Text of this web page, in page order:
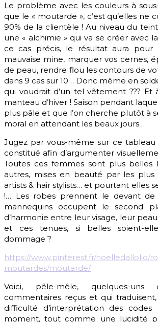
Le problème avec les couleurs à
que le « moutarde », c’est qu’elles ne
90% de la clientèle ! Au niveau du
une « alchimie » qui va se créer avec
ce cas précis, le résultat aura
mauvaise mine, marquer vos cernes,
de peau, rendre flou les contours de
dans 9 cas sur 10… Donc même en
qui voudrait d’un tel vêtement ???
manteau d’hiver ! Saison pendant
plus pâle et que l’on cherche plutôt à
moral en attendant les beaux jours…
Jugez par vous-même sur ce tableau
constitué afin d’argumenter
Toutes ces femmes sont plus belles
autres, mises en beauté par les plus
artists & hair stylists… et pourtant elles
!… Les robes prennent le devant
mannequins occupent le second
d’harmonie entre leur visage, leur
et ces tenues, si belles soient-
dommage ?
https://www.pinterest.fr/noelledallolio/
moutardes/moutarde/
Voici, pêle-mêle, quelques-uns
commentaires reçus et qui
difficulté d’interprétation des
moment, tout comme une lucidité